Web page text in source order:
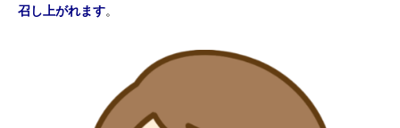
召し上がれます。